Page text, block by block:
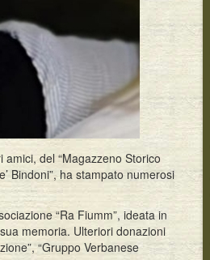
del “Magazzeno Storico
Bindoni”, ha stampato numerosi
“Ra Fiumm”, ideata in
memoria. Ulteriori donazioni
“Gruppo Verbanese